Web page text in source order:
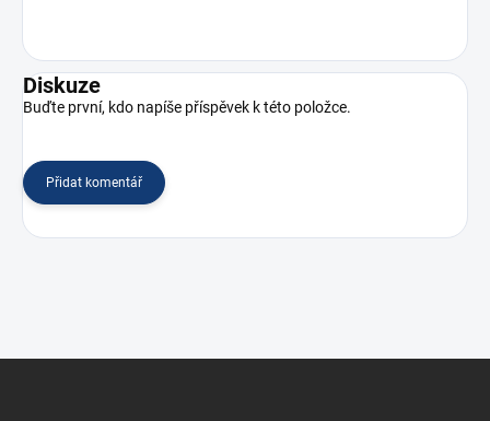
Diskuze
Buďte první, kdo napíše příspěvek k této položce.
Přidat komentář